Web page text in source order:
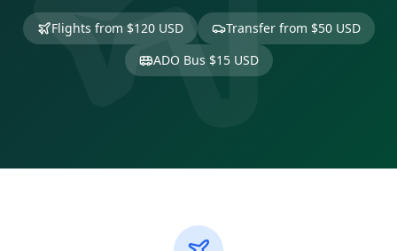
Flights from $120 USD
Transfer from $50 USD
ADO Bus $15 USD